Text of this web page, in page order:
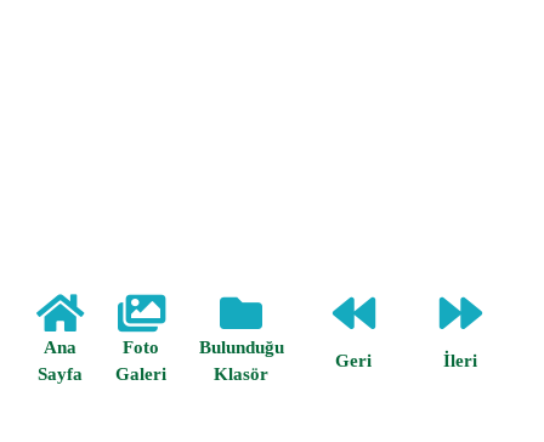
Ana
Sayfa
Foto
Galeri
Bulunduğu
Klasör
Geri İleri